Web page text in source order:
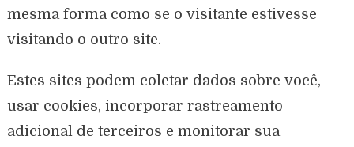
mesma forma como se o visitante estivesse
visitando o outro site.
Estes sites podem coletar dados sobre você,
usar cookies, incorporar rastreamento
adicional de terceiros e monitorar sua